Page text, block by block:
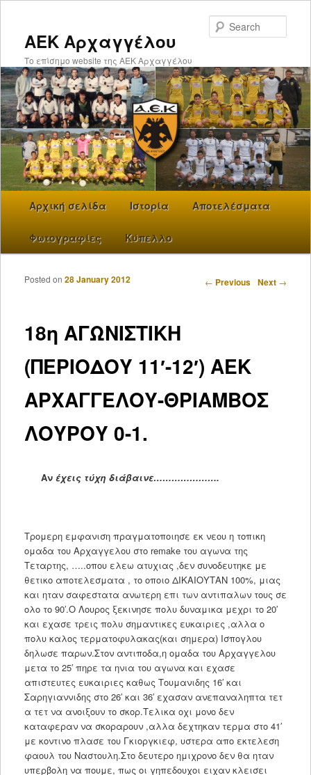
ΑΕΚ Αρχαγγέλου
Το επίσημο website της ΑΕΚ Αρχαγγέλου
Skip to primary content
Αρχική σελίδα Ιστορία Αποτελέσματα
Φωτογραφίες Κύπελλο
Post navigation
← Previous Next →
‎18η ΑΓΩΝΙΣΤΙΚΗ
(ΠΕΡΙΟΔΟΥ 11′-12′) ΑΕΚ
ΑΡΧΑΓΓΕΛΟΥ-ΘΡΙΑΜΒΟΣ
ΛΟΥΡΟΥ 0-1.
Posted on 28 January 2012
Αν έχεις τύχη διάβαινε………………….
Τρομερη εμφανιση πραγματοποιησε εκ νεου η τοπικη
ομαδα του Αρχαγγελου στο remake του αγωνα της
Τεταρτης, …..οπου ελεω ατυχιας ,δεν συνοδευτηκε με
θετικο αποτελεσματα , το οποιο ΔΙΚΑΙΟΥΤΑΝ 100%, μιας
και ηταν σαφεστατα ανωτερη επι των αντιπαλων τους σε
ολο το 90′.Ο Λουρος ξεκινησε πολυ δυναμικα μεχρι το 20′
και εχασε τρεις πολυ σημαντικες ευκαιριες ,αλλα ο
πολυ καλος τερματοφυλακας(και σημερα) Ισπογλου
δηλωσε παρων.Στον αντιποδα,η ομαδα του Αρχαγγελου
μετα το 25′ πηρε τα ηνια του αγωνα και εχασε
απιστευτες ευκαιριες καθως Τουμανιδης 16′ και
Σαρηγιαννιδης στο 26′ και 36′ εχασαν ανεπαναληπτα τετ
α τετ να ανοιξουν το σκορ.Τελικα οχι μονο δεν
καταφεραν να σκοραρουν ,αλλα δεχτηκαν τερμα στο 41′
με κοντινο πλασε του Γκιοργκιεφ, υστερα απο εκτελεση
φαουλ του Ναστουλη.Στο δευτερο ημιχρονο δεν θα ηταν
υπερβολη να πουμε, πως οι γηπεδουχοι ειχαν κλεισει